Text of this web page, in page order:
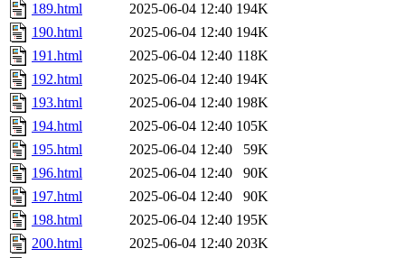
189.html
2025-06-04 12:40 194K
190.html
2025-06-04 12:40 194K
191.html
2025-06-04 12:40 118K
192.html
2025-06-04 12:40 194K
193.html
2025-06-04 12:40 198K
194.html
2025-06-04 12:40 105K
195.html
2025-06-04 12:40
59K
196.html
2025-06-04 12:40
90K
197.html
2025-06-04 12:40
90K
198.html
2025-06-04 12:40 195K
200.html
2025-06-04 12:40 203K